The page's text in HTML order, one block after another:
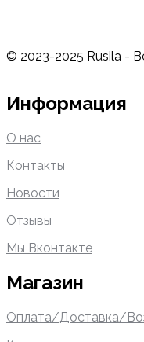
© 2023-2025 Rusila -
Информация
О нас
Контакты
Новости
Отзывы
Мы Вконтакте
Магазин
Оплата/Доставка/